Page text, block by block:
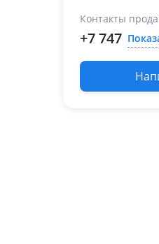
Контакты
+7 747